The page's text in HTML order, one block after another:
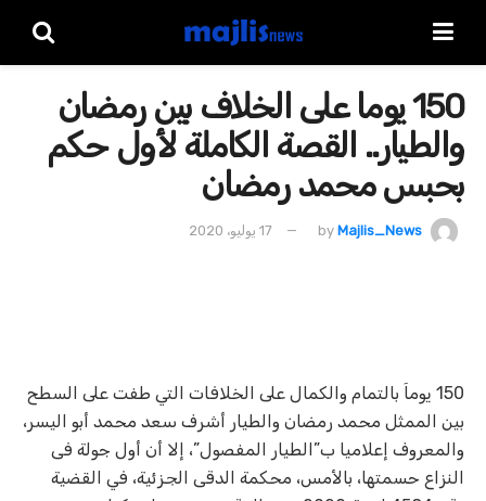
150 يوما على الخلاف بين رمضان
والطيار.. القصة الكاملة لأول حكم
بحبس محمد رمضان
by Majlis_News 17 يوليو، 2020
150 يوماَ بالتمام والكمال على الخلافات التي طفت على السطح
بين الممثل محمد رمضان والطيار أشرف سعد محمد أبو اليسر،
والمعروف إعلاميا ب”الطيار المفصول”، إلا أن أول جولة فى
النزاع حسمتها، بالأمس، محكمة الدقى الجزئية، في القضية